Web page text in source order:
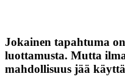
Jokainen tapahtuma
luottamusta. Mutta
mahdollisuus jää